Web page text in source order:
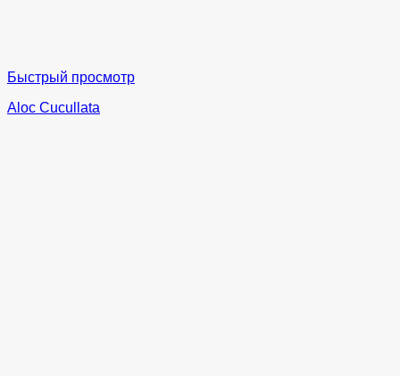
Быстрый просмотр
Aloc Cucullata